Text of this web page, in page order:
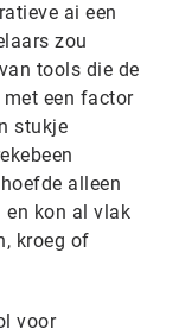
ai een
zou
tools die de
een factor
stukje
alleen
en kon al vlak
kroeg of
voor